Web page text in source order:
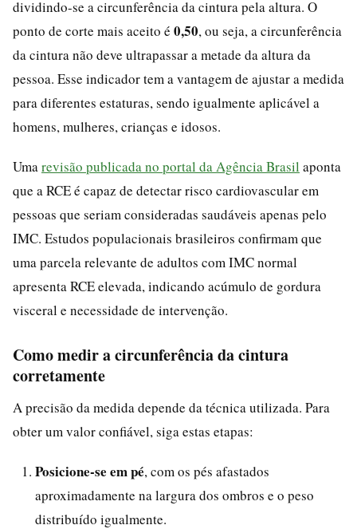
dividindo-se a circunferência da cintura pela altura. O
ponto de corte mais aceito é 0,50, ou seja, a circunferência
da cintura não deve ultrapassar a metade da altura da
pessoa. Esse indicador tem a vantagem de ajustar a medida
para diferentes estaturas, sendo igualmente aplicável a
homens, mulheres, crianças e idosos.
Uma revisão publicada no portal da Agência Brasil aponta
que a RCE é capaz de detectar risco cardiovascular em
pessoas que seriam consideradas saudáveis apenas pelo
IMC. Estudos populacionais brasileiros confirmam que
uma parcela relevante de adultos com IMC normal
apresenta RCE elevada, indicando acúmulo de gordura
visceral e necessidade de intervenção.
Como medir a circunferência da cintura
corretamente
A precisão da medida depende da técnica utilizada. Para
obter um valor confiável, siga estas etapas:
Posicione-se em pé, com os pés afastados
aproximadamente na largura dos ombros e o peso
distribuído igualmente.